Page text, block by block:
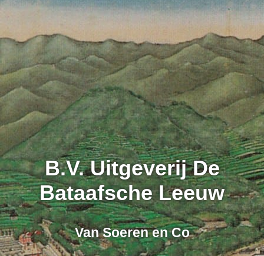
B.V. Uitgeverij De
Bataafsche Leeuw
Van Soeren en Co